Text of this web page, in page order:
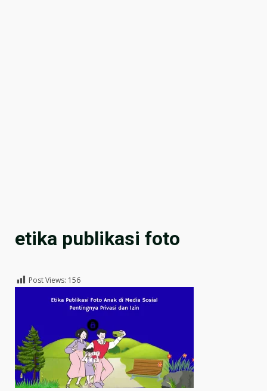
etika publikasi foto
Post Views: 156